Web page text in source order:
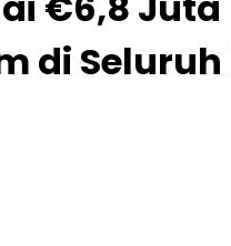
di Seluruh